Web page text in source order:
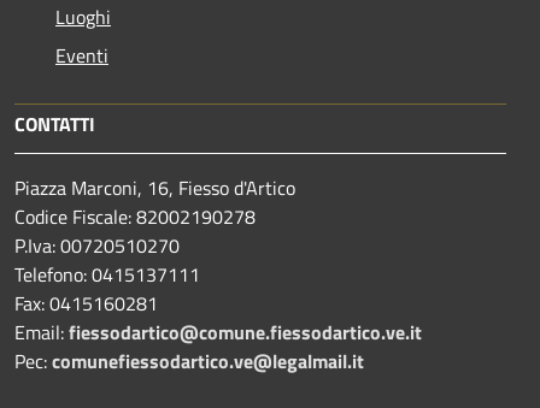
Luoghi
Eventi
CONTATTI
Piazza Marconi, 16, Fiesso d'Artico
Codice Fiscale: 82002190278
P.Iva: 00720510270
Telefono:0415137111
Fax:0415160281
Email:fiessodartico@comune.fiessodartico.ve.it
Pec:comunefiessodartico.ve@legalmail.it